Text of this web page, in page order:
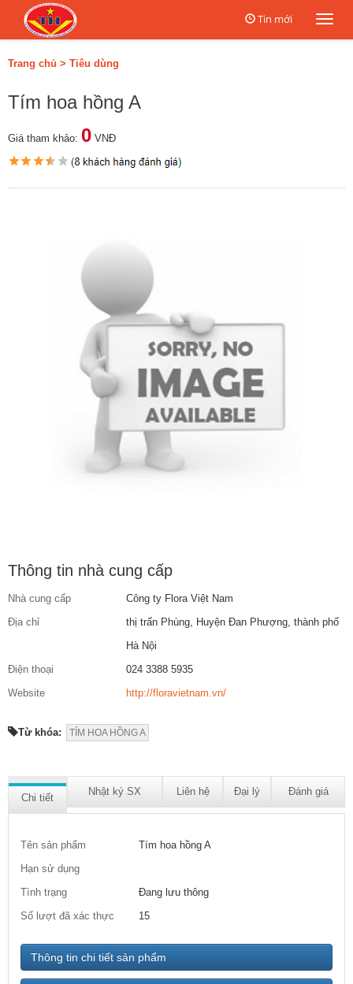
Tin mới
Trang chủ > Tiêu dùng
Tím hoa hồng A
Giá tham khảo: 0 VNĐ
Thông tin nhà cung cấp
Nhà cung cấp
Công ty Flora Việt Nam
Địa chỉ
thị trấn Phùng, Huyện Đan Phượng, thành phố
Hà Nội
Điện thoại
024 3388 5935
Website
http://floravietnam.vn/
Từ khóa: TÍM HOA HỒNG A
Chi tiết
Nhật ký SX Liên hệ Đại lý Đánh giá
Tên sản phẩm
Tím hoa hồng A
Hạn sử dụng
Tình trạng
Đang lưu thông
Số lượt đã xác thực
15
Thông tin chi tiết sản phẩm